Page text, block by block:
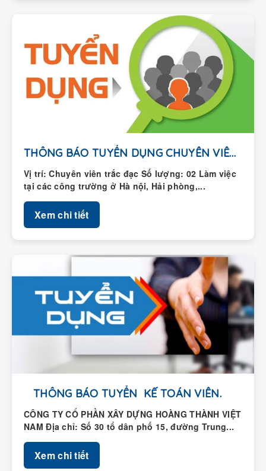
THÔNG BÁO TUYỂN DỤNG CHUYÊN VIÊN TRẮC ĐẠC
Vị trí: Chuyên viên trắc đạc Số lượng: 02 Làm việc
tại các công trường ở Hà nội, Hải phòng,...
Xem chi tiết
THÔNG BÁO TUYỂN KẾ TOÁN VIÊN.
CÔNG TY CỔ PHẦN XÂY DỰNG HOÀNG THÀNH VIỆT
NAM Địa chỉ: Số 30 tổ dân phố 15, đường Trung...
Xem chi tiết